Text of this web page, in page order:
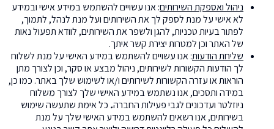
ניהול ואספקת השירותים: אנו עשויים להשתמש במידע אישי ובמידע
לא אישי על מנת לספק לך את השירותים ועל מנת לנהל, לתמוך,
לפתור בעיות טכניות, להגן ולשפר את השירותים, לוודא תפעול נאות
של האתר וכן למטרות יצירת קשר איתך.
שליחת הודעות: אנו עשויים להשתמש במידע האישי על מנת לשלוח
לך הודעות הקשורות לשירותים, ניהול מבצע או סקר, וכן לצורך מתן
הוראות או עזרה הקשורות לשירותים ו/או לשימוש שלך באתר. כמו כן,
במידה ותסכים, אנו נשתמש במידע האישי שלך לצורך משלוח
ניוזלטר ועדכונים לגבי פעילות החברה. כל אימת שתעשה שימוש
בשירותים, אנו רשאים להשתמש במידע האישי שלך על מנת